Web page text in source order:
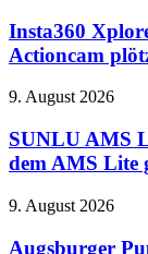
–
größerer
bestätigt
Grip
Pro
Kit:
aus
Actioncam
plötzlich
richtige
wird
Insta360
Actioncam
SUNLU
Lite
Heater
im
Genau
9. August 2026
SUNLU AMS
dem AMS Lite
Augsburger
Warum
9. August 2026
Augsburger